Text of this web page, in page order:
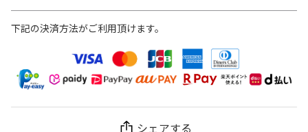
下記の決済方法がご利用頂けます。
シェアする